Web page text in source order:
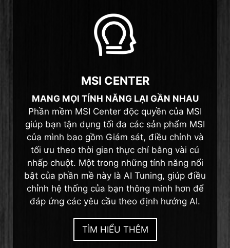
MSI CENTER
MANG MỌI TÍNH NĂNG LẠI GẦN NHAU
Phần mềm MSI Center độc quyền của MSI
giúp bạn tận dụng tối đa các sản phẩm MSI
của mình bao gồm Giám sát, điều chỉnh và
tối ưu theo thời gian thực chỉ bằng vài cú
nhấp chuột. Một trong những tính năng nổi
bật của phần mề này là AI Tuning, giúp điều
chỉnh hệ thống của bạn thông minh hơn để
đáp ứng các yêu cầu theo định hướng AI.
TÌM HIỂU THÊM